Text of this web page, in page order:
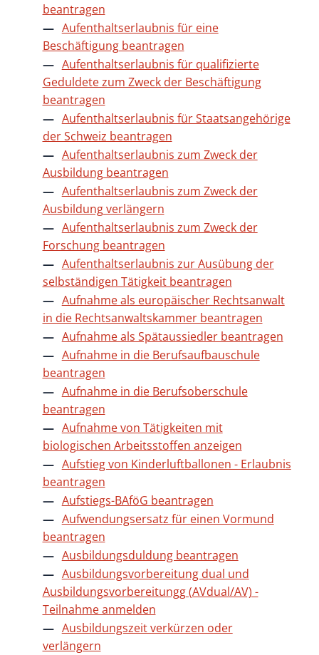
beantragen
Aufenthaltserlaubnis für eine
Beschäftigung beantragen
Aufenthaltserlaubnis für qualifizierte
Geduldete zum Zweck der Beschäftigung
beantragen
Aufenthaltserlaubnis für Staatsangehörige
der Schweiz beantragen
Aufenthaltserlaubnis zum Zweck der
Ausbildung beantragen
Aufenthaltserlaubnis zum Zweck der
Ausbildung verlängern
Aufenthaltserlaubnis zum Zweck der
Forschung beantragen
Aufenthaltserlaubnis zur Ausübung der
selbständigen Tätigkeit beantragen
Aufnahme als europäischer Rechtsanwalt
in die Rechtsanwaltskammer beantragen
Aufnahme als Spätaussiedler beantragen
Aufnahme in die Berufsaufbauschule
beantragen
Aufnahme in die Berufsoberschule
beantragen
Aufnahme von Tätigkeiten mit
biologischen Arbeitsstoffen anzeigen
Aufstieg von Kinderluftballonen - Erlaubnis
beantragen
Aufstiegs-BAföG beantragen
Aufwendungsersatz für einen Vormund
beantragen
Ausbildungsduldung beantragen
Ausbildungsvorbereitung dual und
Ausbildungsvorbereitungg (AVdual/AV) -
Teilnahme anmelden
Ausbildungszeit verkürzen oder
verlängern